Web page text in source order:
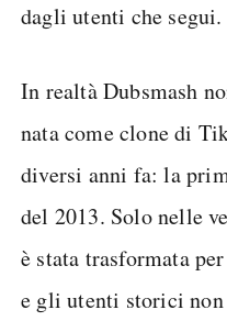
dagli utenti che segui.
In realtà Dubsmash
nata come clone di
diversi anni fa: la
del 2013. Solo nelle
è stata trasformata
e gli utenti storici